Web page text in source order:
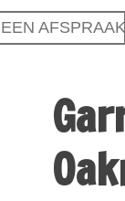
AFSPRAAK